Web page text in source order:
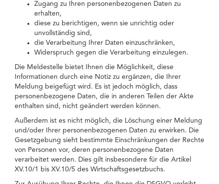
Zugang zu Ihren personenbezogenen Daten zu
erhalten,
diese zu berichtigen, wenn sie unrichtig oder
unvollständig sind,
die Verarbeitung Ihrer Daten einzuschränken,
Widerspruch gegen die Verarbeitung einzulegen.
Die Meldestelle bietet Ihnen die Möglichkeit, diese
Informationen durch eine Notiz zu ergänzen, die Ihrer
Meldung beigefügt wird. Es ist jedoch möglich, dass
personenbezogene Daten, die in anderen Teilen der Akte
enthalten sind, nicht geändert werden können.
Außerdem ist es nicht möglich, die Löschung einer Meldung
und/oder Ihrer personenbezogenen Daten zu erwirken. Die
Gesetzgebung sieht bestimmte Einschränkungen der Rechte
von Personen vor, deren personenbezogene Daten
verarbeitet werden. Dies gilt insbesondere für die Artikel
XV.10/1 bis XV.10/5 des Wirtschaftsgesetzbuchs.